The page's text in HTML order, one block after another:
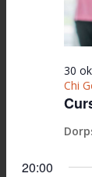
30
Chi
20:00